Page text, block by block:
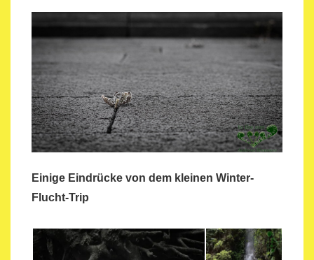
Einige Eindrücke von dem kleinen Winter-
Flucht-Trip